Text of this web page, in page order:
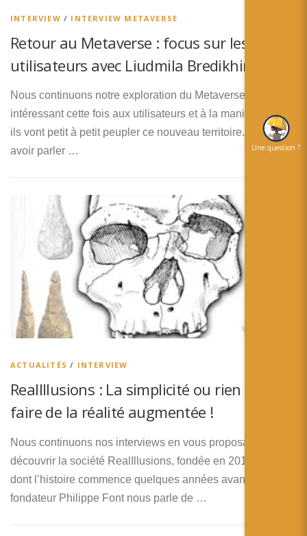
INTERVIEW / INTERVIEW METAVERSE
Retour au Metaverse : focus sur les
utilisateurs avec Liudmila Bredikhina
Nous continuons notre exploration du Metaverse en nous
intéressant cette fois aux utilisateurs et à la manière dont
ils vont petit à petit peupler ce nouveau territoire. Après
avoir parler …
ACTUALITÉS / INTERVIEW
RealIllusions : La simplicité ou rien pour
faire de la réalité augmentée !
Nous continuons nos interviews en vous proposant de
découvrir la société RealIllusions, fondée en 2019, mais
dont l’histoire commence quelques années avant ! Son
fondateur Philippe Font nous parle de …
Une question ?